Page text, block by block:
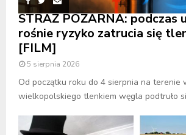
STRAŻ POŻARNA: podczas
rośnie ryzyko zatrucia się
[FILM]
5 sierpnia 2026
Od początku roku do 4 sierpnia na terenie
wielkopolskiego tlenkiem węgla podtruło